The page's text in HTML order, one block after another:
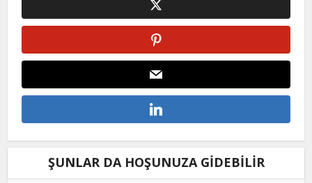
ŞUNLAR DA HOŞUNUZA GIDEBILIR